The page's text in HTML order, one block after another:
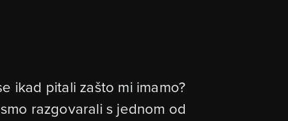
ikad pitali zašto mi imamo?
razgovarali s jednom od